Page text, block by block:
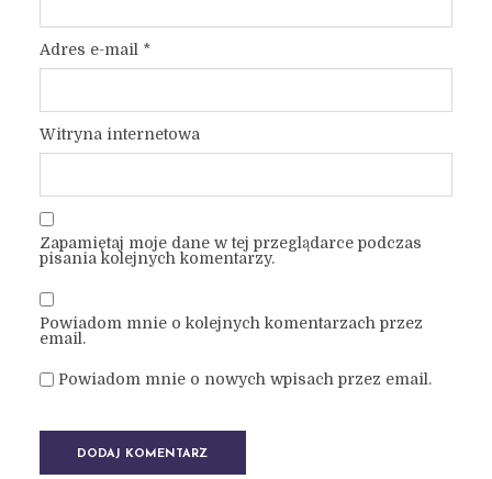
Adres e-mail *
Witryna internetowa
Zapamiętaj moje dane w tej przeglądarce podczas
pisania kolejnych komentarzy.
Powiadom mnie o kolejnych komentarzach przez
email.
Powiadom mnie o nowych wpisach przez email.